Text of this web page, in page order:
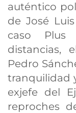
auténtico
de José
caso Plus
distancias,
Pedro
tranquilidad
exjefe del
reproches